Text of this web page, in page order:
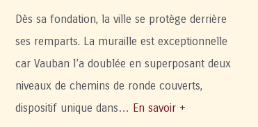
Dès sa fondation, la ville se protège derrière
ses remparts. La muraille est exceptionnelle
car Vauban l’a doublée en superposant deux
niveaux de chemins de ronde couverts,
dispositif unique dans… En savoir +